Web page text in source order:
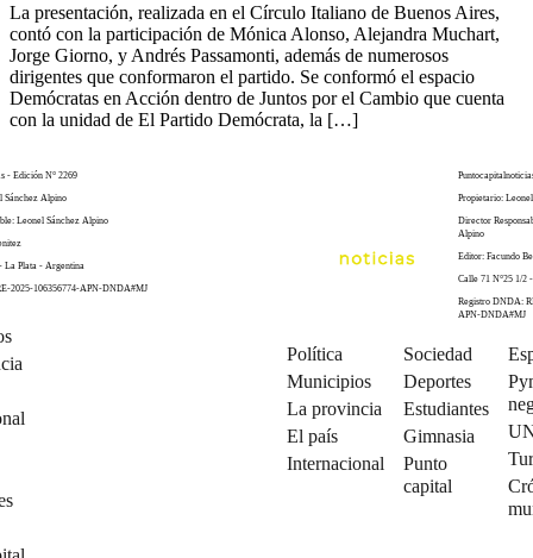
La presentación, realizada en el Círculo Italiano de Buenos Aires,
contó con la participación de Mónica Alonso, Alejandra Muchart,
Jorge Giorno, y Andrés Passamonti, además de numerosos
dirigentes que conformaron el partido. Se conformó el espacio
Demócratas en Acción dentro de Juntos por el Cambio que cuenta
con la unidad de El Partido Demócrata, la […]
- Edición N° 2269
Sánchez Alpino
Leonel Sánchez Alpino
La Plata - Argentina
2025-106356774-APN-DNDA#MJ
Propietario:
Director
Alpino
Editor: Facundo
Calle 71 N°25 1/2
Registro DNDA:
APN-DNDA#MJ
Política
Municipios
La provincia
El país
Internacional
Sociedad
Deportes
Estudiantes
Gimnasia
Punto
capital